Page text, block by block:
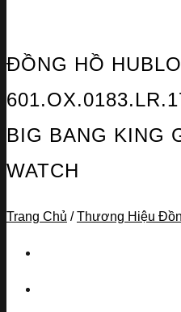
ĐỒNG HỒ
BIG BANG KING
WATCH
Trang Chủ / Thương Hiệu